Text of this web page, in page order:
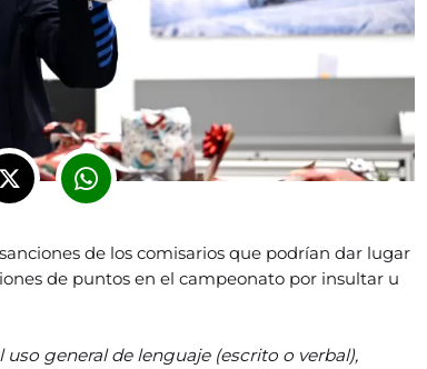
de los comisarios que podrían dar lugar
de puntos en el campeonato por insultar u
uso general de lenguaje (escrito o verbal),